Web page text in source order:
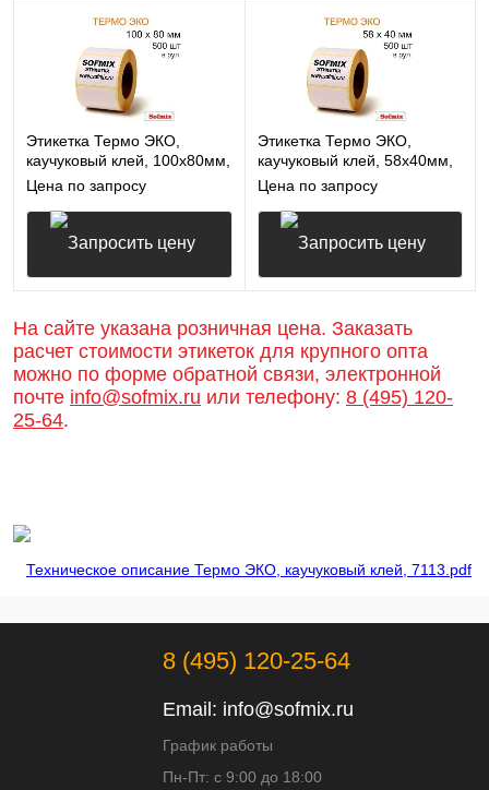
Запросить цену Запросить цену
Этикетка Термо ЭКО,
каучуковый клей, 100х80мм,
500 в рул, вт40, 7113
Цена по запросу
Этикетка Термо ЭКО,
каучуковый клей, 58х40мм,
500 в рул, вт40, 7113
Цена по запросу
На сайте указана розничная цена. Заказать
расчет стоимости этикеток для крупного опта
можно по форме обратной связи, электронной
почте info@sofmix.ru или телефону: 8 (495) 120-
25-64.
Техническое описание Термо ЭКО, каучуковый клей, 7113.pdf
8 (495) 120-25-64
Email: info@sofmix.ru
График работы
Пн-Пт: с 9:00 до 18:00